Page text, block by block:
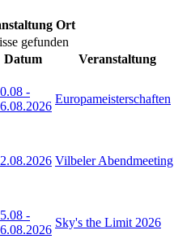
Ort
gefunden
Datum
Veranstaltung
-
Europameisterschaften
Vilbeler Abendmeeting
-
Sky's the Limit 2026